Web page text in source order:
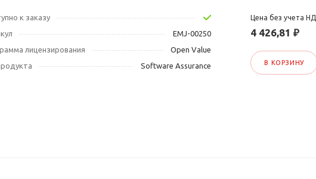
к заказу
EMJ-00250
лицензирования
Open Value
Software Assurance
Цена без учета
4 426,81 ₽
В КОРЗИНУ